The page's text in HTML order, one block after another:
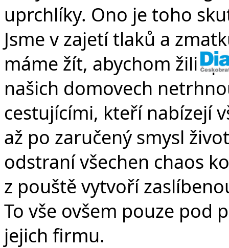
uprchlíky. Ono je toho
Jsme v zajetí tlaků a
máme žít, abychom žili
našich domovech
cestujícími, kteří nabízejí
až po zaručený smysl
odstraní všechen chaos
z pouště vytvoří
To vše ovšem pouze pod
jejich firmu.